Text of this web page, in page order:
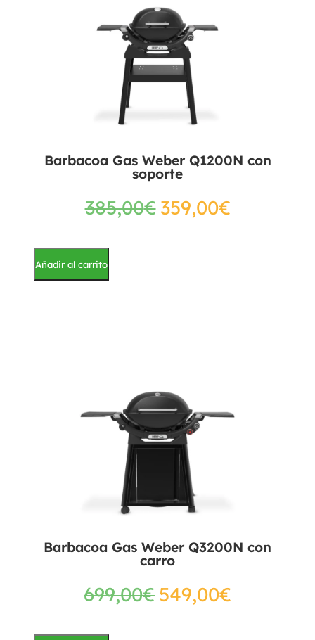
Barbacoa Gas Weber Q1200N con
soporte
385,00€359,00€
Añadir al carrito
Barbacoa Gas Weber Q3200N con
carro
699,00€ 549,00€